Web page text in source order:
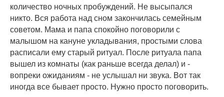
количество ночных пробуждений. Не высыпался
никто. Вся работа над сном закончилась семейным
советом. Мама и папа спокойно поговорили с
малышом на кануне укладывания, простыми слова
расписали ему старый ритуал. После ритуала папа
вышел из комнаты (как раньше всегда делал) и -
вопреки ожиданиям - не услышал ни звука. Вот так
иногда все бывает просто. Нужно просто поговорить.